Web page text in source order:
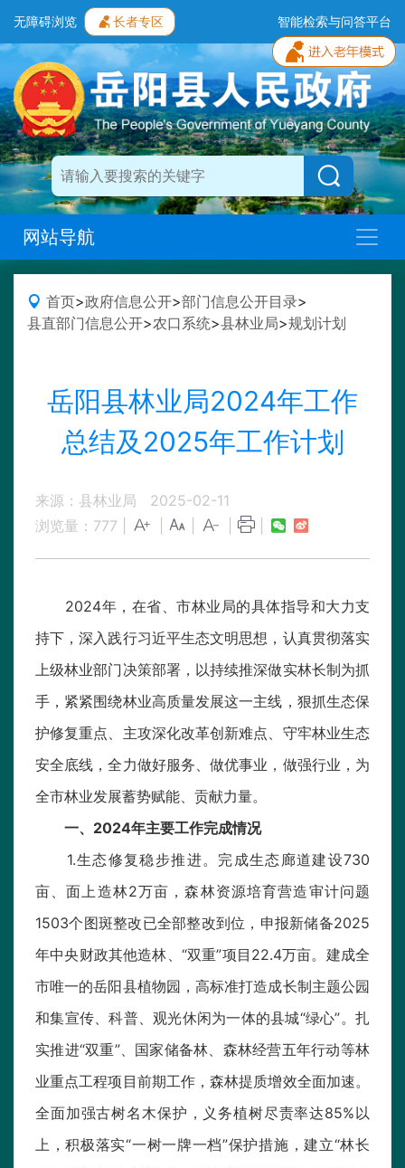
无障碍浏览 长者专区 智能检索与问答平台
网站导航
首页>政府信息公开>部门信息公开目录>
县直部门信息公开>农口系统>县林业局>规划计划
岳阳县林业局2024年工作
总结及2025年工作计划
来源：县林业局
2025-02-11
浏览量： 777
2024年，在省、市林业局的具体指导和大力支
持下，深入践行习近平生态文明思想，认真贯彻落实
上级林业部门决策部署，以持续推深做实林长制为抓
手，紧紧围绕林业高质量发展这一主线，狠抓生态保
护修复重点、主攻深化改革创新难点、守牢林业生态
安全底线，全力做好服务、做优事业，做强行业，为
全市林业发展蓄势赋能、贡献力量。
一、2024年主要工作完成情况
1.生态修复稳步推进。完成生态廊道建设730
亩、面上造林2万亩，森林资源培育营造审计问题
1503个图斑整改已全部整改到位，申报新储备2025
年中央财政其他造林、“双重”项目22.4万亩。建成全
市唯一的岳阳县植物园，高标准打造成长制主题公园
和集宣传、科普、观光休闲为一体的县城“绿心”。扎
实推进“双重”、国家储备林、森林经营五年行动等林
业重点工程项目前期工作，森林提质增效全面加速。
全面加强古树名木保护，义务植树尽责率达85%以
上，积极落实“一树一牌一档”保护措施，建立“林长